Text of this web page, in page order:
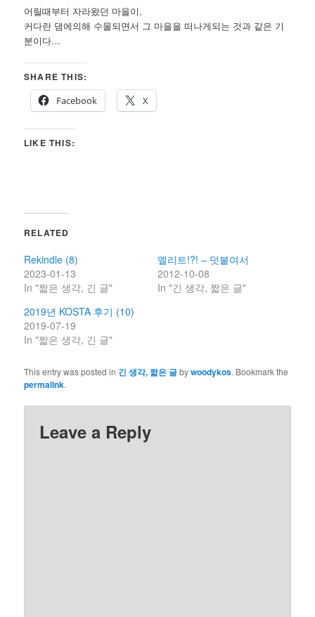
어릴때부터 자라왔던 마을이,
커다란 댐에의해 수몰되면서 그 마을을 떠나게되는 것과 같은 기
분이다…
SHARE THIS:
Facebook
X
LIKE THIS:
RELATED
Rekindle (8)
2023-01-13
In "짧은 생각, 긴 글"
엘리트!?! – 덧붙여서
2012-10-08
In "긴 생각, 짧은 글"
2019년 KOSTA 후기 (10)
2019-07-19
In "짧은 생각, 긴 글"
This entry was posted in 긴 생각, 짧은 글bywoodykos. Bookmark the
permalink.
Leave a Reply